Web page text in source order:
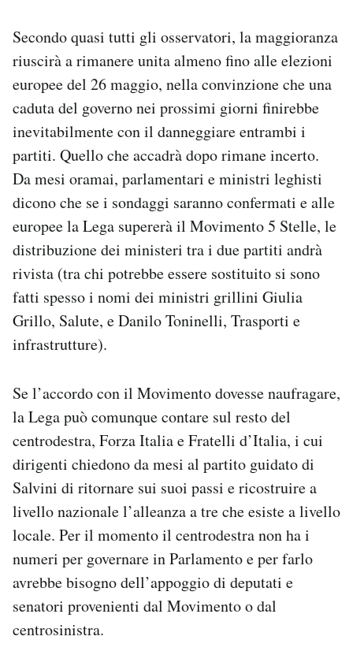
Secondo quasi tutti gli osservatori, la maggioranza
riuscirà a rimanere unita almeno fino alle elezioni
europee del 26 maggio, nella convinzione che una
caduta del governo nei prossimi giorni finirebbe
inevitabilmente con il danneggiare entrambi i
partiti. Quello che accadrà dopo rimane incerto.
Da mesi oramai, parlamentari e ministri leghisti
dicono che se i sondaggi saranno confermati e alle
europee la Lega supererà il Movimento 5 Stelle, le
distribuzione dei ministeri tra i due partiti andrà
rivista (tra chi potrebbe essere sostituito si sono
fatti spesso i nomi dei ministri grillini Giulia
Grillo, Salute, e Danilo Toninelli, Trasporti e
infrastrutture).
Se l’accordo con il Movimento dovesse naufragare,
la Lega può comunque contare sul resto del
centrodestra, Forza Italia e Fratelli d’Italia, i cui
dirigenti chiedono da mesi al partito guidato di
Salvini di ritornare sui suoi passi e ricostruire a
livello nazionale l’alleanza a tre che esiste a livello
locale. Per il momento il centrodestra non ha i
numeri per governare in Parlamento e per farlo
avrebbe bisogno dell’appoggio di deputati e
senatori provenienti dal Movimento o dal
centrosinistra.